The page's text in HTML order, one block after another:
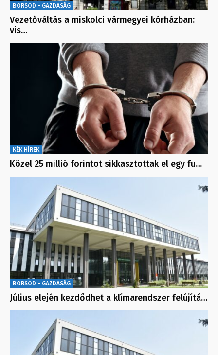
BORSOD - GAZDASÁG
Vezetőváltás a miskolci vármegyei kórházban:
vis…
KÉK HÍREK
Közel 25 millió forintot sikkasztottak el egy fu…
BORSOD - GAZDASÁG
Július elején kezdődhet a klímarendszer felújítá…